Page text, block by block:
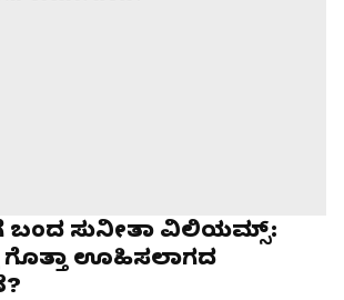
ಸುನೀತಾ ವಿಲಿಯಮ್ಸ್:
ಗೊತ್ತಾ ಊಹಿಸಲಾಗದ